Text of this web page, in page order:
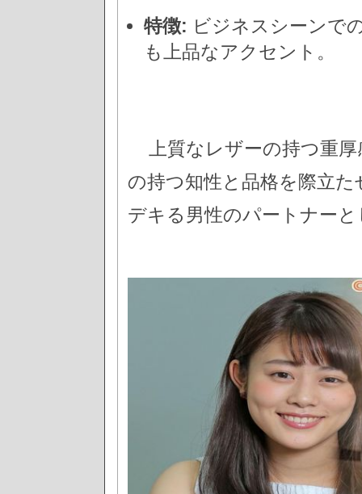
特徴: ビジネスシーンで
も上品なアクセント。
上質なレザーの持つ重
の持つ知性と品格を際立
デキる男性のパートナー